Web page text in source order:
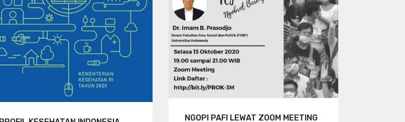
NGOPI PAFI LEWAT ZOOM MEETING